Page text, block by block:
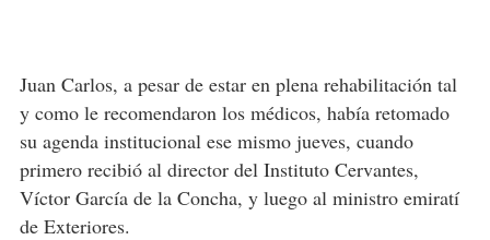
Juan Carlos, a pesar de estar en plena rehabilitación tal
y como le recomendaron los médicos, había retomado
su agenda institucional ese mismo jueves, cuando
primero recibió al director del Instituto Cervantes,
Víctor García de la Concha, y luego al ministro emiratí
de Exteriores.